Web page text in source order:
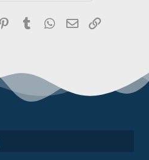
PinterestTumblr WhatsApp
Email